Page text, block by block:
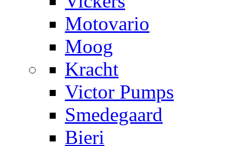
Motovario
Moog
Kracht
Victor Pumps
Smedegaard
Bieri